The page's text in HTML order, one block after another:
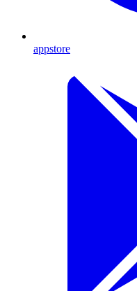
appstore